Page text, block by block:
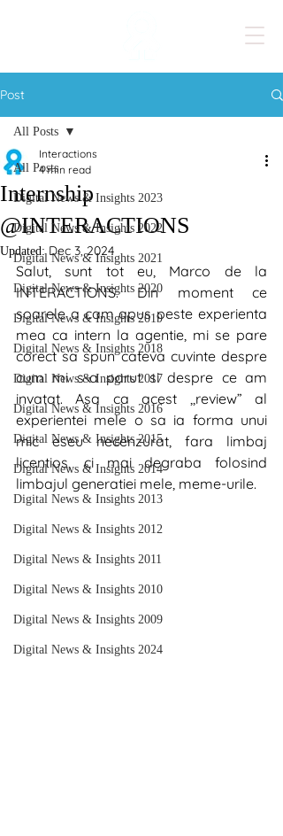
Post
All Posts
Digital News & Insights 2023
Digital News & Insights 2022
Digital News & Insights 2021
Digital News & Insights 2020
Digital News & Insights 2019
Digital News & Insights 2018
Digital News & Insights 2017
Digital News & Insights 2016
Digital News & Insights 2015
Digital News & Insights 2014
Digital News & Insights 2013
Digital News & Insights 2012
Digital News & Insights 2011
Digital News & Insights 2010
Digital News & Insights 2009
Digital News & Insights 2024
All Posts
Internship
@INTERACTIONS
Interactions
4 min read
Updated: Dec 3, 2024
Salut, sunt tot eu, Marco de la
INTERACTIONS. Din moment ce
soarele a cam apus peste experienta
mea ca intern la agentie, mi se pare
corect sa spun cateva cuvinte despre
cum mi s-a parut si despre ce am
invatat. Asa ca acest ,,review” al
experientei mele o sa ia forma unui
mic eseu necenzurat, fara limbaj
licentios, ci mai degraba folosind
limbajul generatiei mele, meme-urile.